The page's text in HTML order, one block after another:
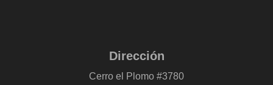
Dirección
Cerro el Plomo #3780